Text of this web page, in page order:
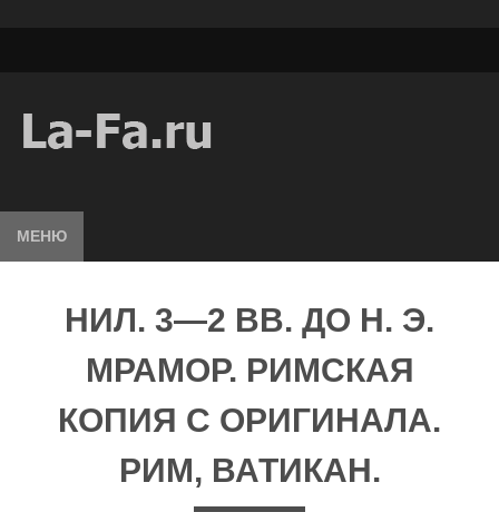
МЕНЮ
НИЛ. 3—2 ВВ. ДО Н. Э.
МРАМОР. РИМСКАЯ
КОПИЯ С ОРИГИНАЛА.
РИМ, ВАТИКАН.